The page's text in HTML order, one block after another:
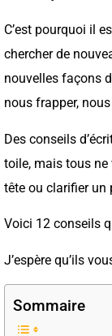
C’est pourquoi il
chercher de
nouvelles façons
nous frapper, nous
Des conseils
toile, mais tous
tête ou clarifier un
Voici 12 conseils
J’espère qu’ils
Sommaire